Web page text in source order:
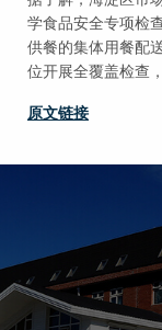
学食品安全专项检
供餐的集体用餐配
位开展全覆盖检查
原文链接